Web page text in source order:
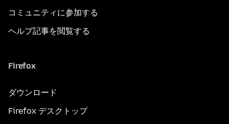
コミュニティに参加する
ヘルプ記事を閲覧する
Firefox
ダウンロード
Firefox デスクトップ